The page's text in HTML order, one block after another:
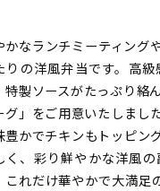
かなランチミーティング
りの洋風弁当です。高
特製ソースがたっぷり絡
グ」をご用意いたしまし
豊かでチキンもトッピン
く、彩り鮮やかな洋風
これだけ華やかで大満